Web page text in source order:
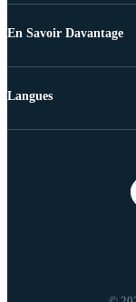
En Savoir Davantage
Langues